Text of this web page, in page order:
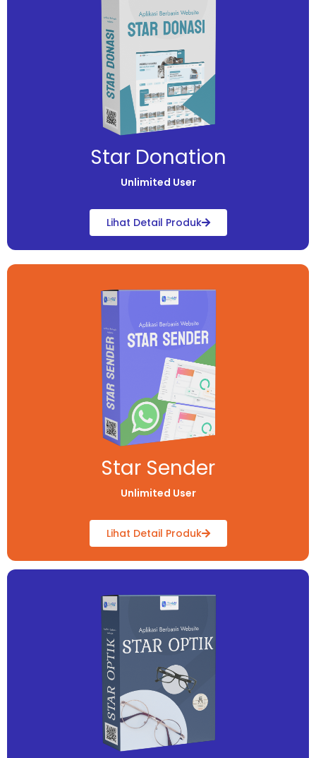
Star Donation
Unlimited User
Lihat Detail Produk
Star Sender​
Unlimited User
Lihat Detail Produk